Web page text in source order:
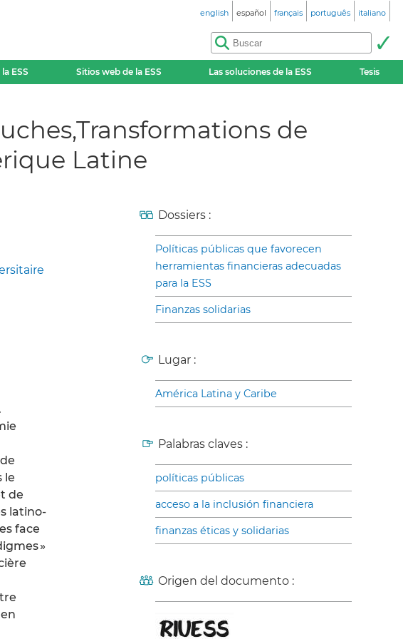
english español français português italiano
ESS Sitios web de la ESS Las soluciones de la ESS Tesis
de
Latine
le
de
latino-
face
»
Dossiers :
Políticas públicas que favorecen
herramientas financieras adecuadas
para la ESS
Finanzas solidarias
Lugar :
América Latina y Caribe
Palabras claves :
políticas públicas
acceso a la inclusión financiera
finanzas éticas y solidarias
Origen del documento :